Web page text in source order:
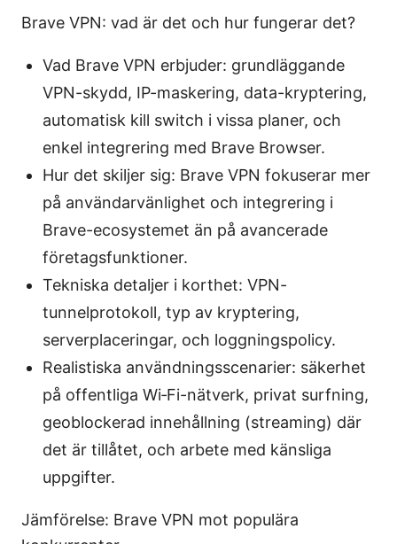
Brave VPN: vad är det och hur fungerar det?
Vad Brave VPN erbjuder: grundläggande
VPN-skydd, IP-maskering, data-kryptering,
automatisk kill switch i vissa planer, och
enkel integrering med Brave Browser.
Hur det skiljer sig: Brave VPN fokuserar mer
på användarvänlighet och integrering i
Brave-ecosystemet än på avancerade
företagsfunktioner.
Tekniska detaljer i korthet: VPN-
tunnelprotokoll, typ av kryptering,
serverplaceringar, och loggningspolicy.
Realistiska användningsscenarier: säkerhet
på offentliga Wi‑Fi-nätverk, privat surfning,
geoblockerad innehållning (streaming) där
det är tillåtet, och arbete med känsliga
uppgifter.
Jämförelse: Brave VPN mot populära